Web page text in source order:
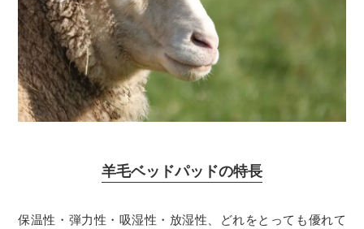
羊毛ベッドパッドの特長
保温性・弾力性・吸湿性・放湿性、どれをとっても優れて